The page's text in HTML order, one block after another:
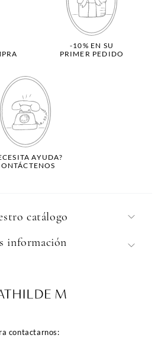
-10% EN SU
PRIMER PEDIDO
AYUDA?
catálogo
contactarnos:
información